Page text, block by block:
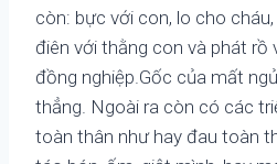
còn: bực với con, lo cho
điên với thằng con và phát rồ
đồng nghiệp.Gốc của mất
thẳng. Ngoài ra còn có các
toàn thân như hay đau toàn